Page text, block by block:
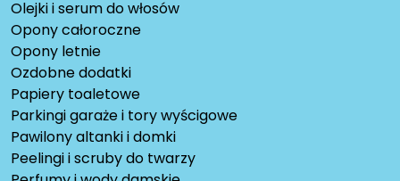
Olejki i serum do włosów
Opony całoroczne
Opony letnie
Ozdobne dodatki
Papiery toaletowe
Parkingi garaże i tory wyścigowe
Pawilony altanki i domki
Peelingi i scruby do twarzy